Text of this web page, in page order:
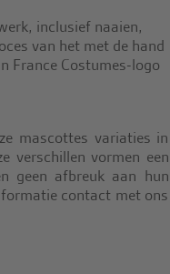
mascottes variaties in
verschillen vormen een
geen afbreuk aan hun
contact met ons